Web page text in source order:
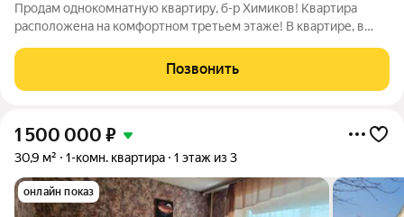
Продам однокомнатную квартиру, б-р Химиков! Квартира
расположена на комфортном третьем этаже! В квартире, в
электропроводка, сантехника, все трубы- водопроводные,
канализационные; новое отопление, пол
Позвонить
1 500 000 ₽
30,9 м² 1-комн. квартира 1 этаж из 3
онлайн показ